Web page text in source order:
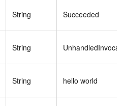
String Succeeded
String
String hello world